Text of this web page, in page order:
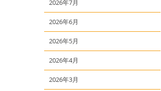
2026年7月
2026年6月
2026年5月
2026年4月
2026年3月